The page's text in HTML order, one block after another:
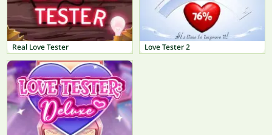
Real Love Tester Love Tester 2